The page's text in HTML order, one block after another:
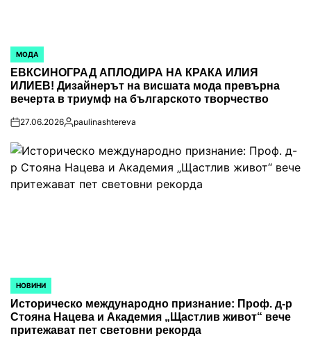
POSTED
IN
МОДА
ЕВКСИНОГРАД АПЛОДИРА НА КРАКА ИЛИЯ
ИЛИЕВ! Дизайнерът на висшата мода превърна
вечерта в триумф на българското творчество
on27.06.2026Posted
paulinashtereva
POSTED
IN
НОВИНИ
Историческо международно признание: Проф. д-р
Стояна Нацева и Академия „Щастлив живот“ вече
притежават пет световни рекорда